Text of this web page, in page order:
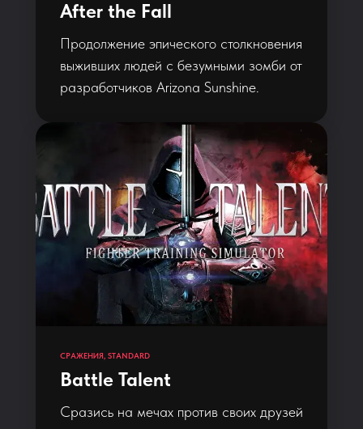
After the Fall
Продолжение эпического столкновения
выживших людей с безумными зомби от
разработчиков Arizona Sunshine.
СРАЖЕНИЯ, STANDARD
Battle Talent
Сразись на мечах против своих друзей